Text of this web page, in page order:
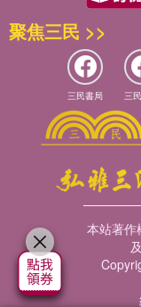
聚焦三民 >>
三民書局 三
本站著作